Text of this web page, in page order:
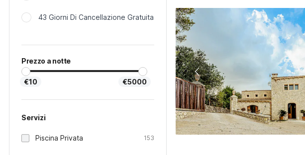
43 Giorni Di Cancellazione Gratuita
Prezzo a notte
€10 €5000
Servizi
Piscina Privata 153